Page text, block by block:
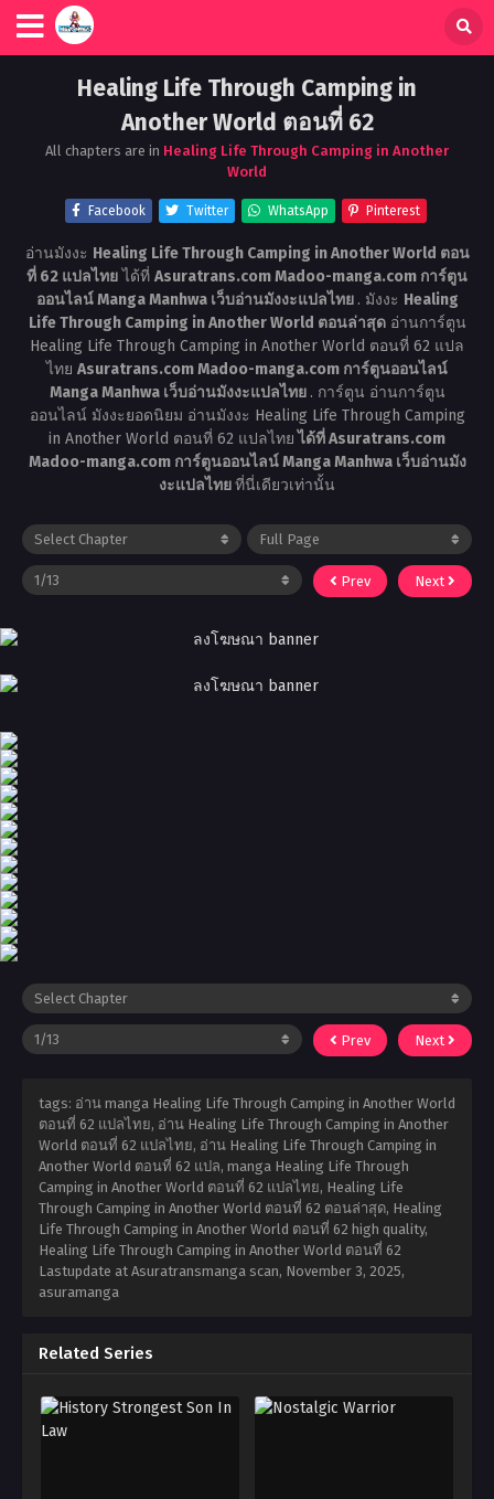
Healing Life Through Camping in
Another World ตอนที่ 62
All chapters are in Healing Life Through Camping in Another
World
Facebook Twitter WhatsApp Pinterest
อ่านมังงะ Healing Life Through Camping in Another World ตอน
ที่ 62 แปลไทยได้ที่ Asuratrans.com Madoo-manga.com การ์ตูน
ออนไลน์ Manga Manhwa เว็บอ่านมังงะแปลไทย . มังงะ Healing
Life Through Camping in Another World ตอนล่าสุดอ่านการ์ตูน
Healing Life Through Camping in Another World ตอนที่ 62 แปล
ไทย Asuratrans.com Madoo-manga.com การ์ตูนออนไลน์
Manga Manhwa เว็บอ่านมังงะแปลไทย . การ์ตูน อ่านการ์ตูน
ออนไลน์ มังงะยอดนิยม อ่านมังงะ Healing Life Through Camping
in Another World ตอนที่ 62 แปลไทยได้ที่ Asuratrans.com
Madoo-manga.com การ์ตูนออนไลน์ Manga Manhwa เว็บอ่านมัง
งะแปลไทยที่นี่เดียวเท่านั้น
Prev Next
Prev Next
tags: อ่าน manga Healing Life Through Camping in Another World
ตอนที่ 62 แปลไทย, อ่าน Healing Life Through Camping in Another
World ตอนที่ 62 แปลไทย, อ่าน Healing Life Through Camping in
Another World ตอนที่ 62 แปล, manga Healing Life Through
Camping in Another World ตอนที่ 62 แปลไทย, Healing Life
Through Camping in Another World ตอนที่ 62 ตอนล่าสุด, Healing
Life Through Camping in Another World ตอนที่ 62 high quality,
Healing Life Through Camping in Another World ตอนที่ 62
Lastupdate at Asuratransmanga scan, November 3, 2025,
asuramanga
Related Series